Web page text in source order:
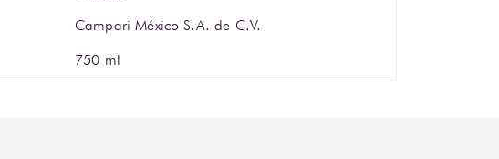
Campari México S.A. de C.V.
750 ml